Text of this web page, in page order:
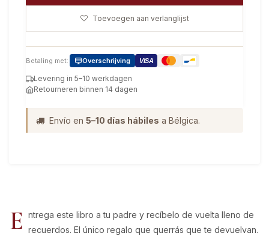
Toevoegen aan verlanglijst
Betaling met: Overschrijving VISA
Levering in 5–10 werkdagen
Retourneren binnen 14 dagen
Envío en 5–10 días hábiles a Bélgica.
E ntrega este libro a tu padre y recíbelo de vuelta lleno de
recuerdos. El único regalo que querrás que te devuelvan.